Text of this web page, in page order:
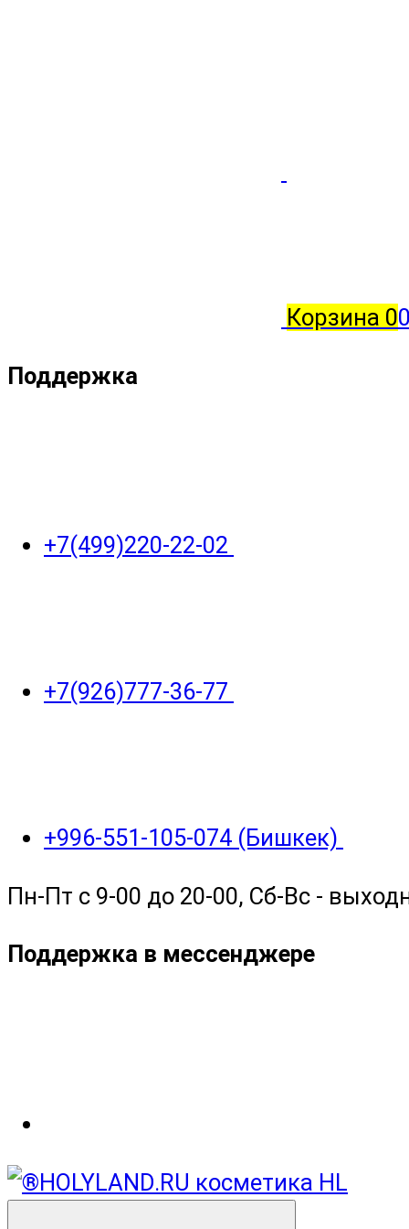
Корзина 0
Поддержка
+7(499)220-22-02
+7(926)777-36-77
+996-551-105-074 (Бишкек)
Пн-Пт с 9-00 до 20-00, Сб-Вс -
Поддержка в мессенджере